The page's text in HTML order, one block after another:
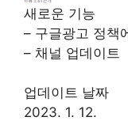
새로운 기능
– 구글광고 정책
– 채널 업데이트
업데이트 날짜
2023. 1. 12.